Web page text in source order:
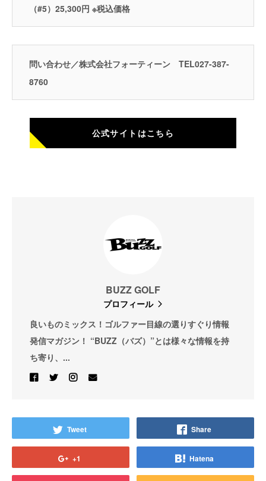
（#5）25,300円 ※税込価格
問い合わせ／株式会社フォーティーン TEL027-387-
8760
公式サイトはこちら
BUZZ GOLF
プロフィール
良いものミックス！ゴルファー目線の選りすぐり情報
発信マガジン！ “BUZZ（バズ）”とは様々な情報を持
ち寄り、...
Tweet Share
+1 Hatena